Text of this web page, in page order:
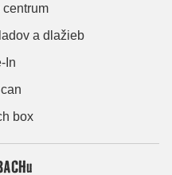
a dlažieb
In
box